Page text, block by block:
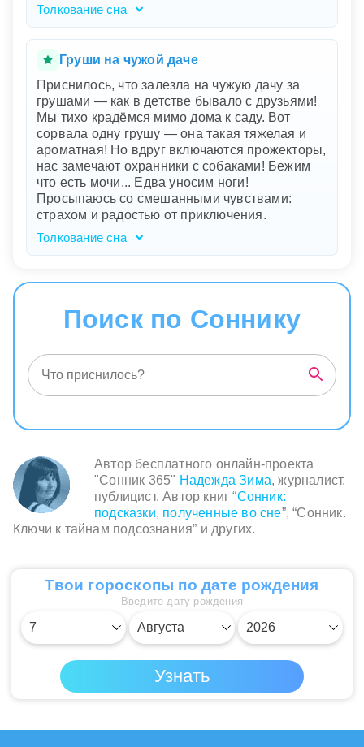
пугает вас, показывая, что достижение
желаемого может нести непредсказуемые
последствия или что-то пугающее.
Толкование сна
Ваш сон, наполненный путешествиями и
постоянным спутником в виде маленькой
груши, символизирует внутренний поиск и
сопровождает вас повсюду, выступает как
талисман и знак стабильности в жизни,
подчеркивая вашу связь с внутренними
ценностями и источниками силы. Она
символизирует вашу привязанность к чему-то
важному и сокровенному. Путешествие по
разным странам олицетворяет ваш
жизненный путь, разнообразие возможностей
и поиск новых горизонтов. Ощущение
спокойствия и уверенности после
пробуждения говорит о том, что вы нашли
Груши на чужой даче
Приснилось, что залезла на чужую дачу за
грушами — как в детстве бывало с друзьями!
Мы тихо крадёмся мимо дома к саду. Вот
сорвала одну грушу — она такая тяжелая и
ароматная! Но вдруг включаются прожекторы,
нас замечают охранники с собаками! Бежим
что есть мочи... Едва уносим ноги!
Просыпаюсь со смешанными чувствами:
страхом и радостью от приключения.
Толкование сна
Ваш сон о залезании на чужую дачу за
внутреннего стремления к свободе и
испытывали в детстве. Груша символизирует
что-то ценное и желанное, чего вы страстно
хотите достичь, несмотря на риск и
возможные препятствия. Прожекторы и
охранники с собаками — это ваши внутренние
страхи и тревоги, которые внезапно осветили
смешанные чувства после пробуждения
радостью от самого процесса поиска
приключений.
Поиск по Соннику
Автор бесплатного онлайн-проекта
"Сонник 365" Надежда Зима, журналист,
публицист. Автор книг “Сонник:
подсказки, полученные во сне”, “Сонник.
Ключи к тайнам подсознания” и других.
Твои гороскопы по дате рождения
Введите дату рождения